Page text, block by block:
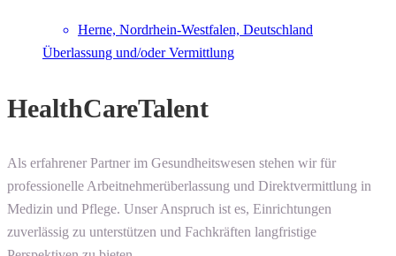
Herne, Nordrhein-Westfalen, Deutschland
Überlassung und/oder Vermittlung
HealthCareTalent
Als erfahrener Partner im Gesundheitswesen stehen wir für
professionelle Arbeitnehmerüberlassung und Direktvermittlung in
Medizin und Pflege. Unser Anspruch ist es, Einrichtungen
zuverlässig zu unterstützen und Fachkräften langfristige